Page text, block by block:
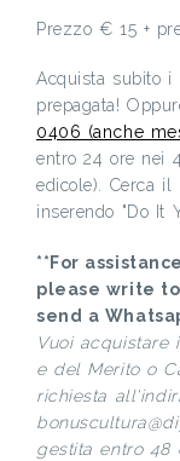
Prezzo € 15 +
Acquista subito i
prepagata!
0406 (anche
entro 24 ore nei
edicole). Cerca il
inserendo "Do It
**For
please write
send a
Vuoi
e del Merito o
richiesta
gestita entro 48